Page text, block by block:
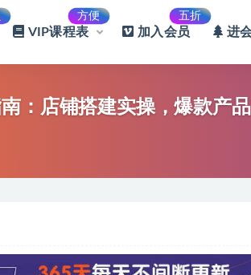
VIP课程表
方便
加入会员
五折
进
：店铺搭建实操，爆款产